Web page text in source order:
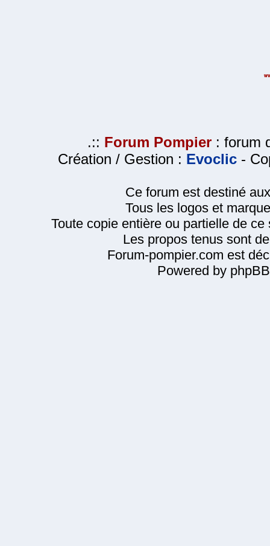
.:: Forum Pompier : forum
Création / Gestion : Evoclic -
Ce forum est destiné
Tous les logos et
Toute copie entière ou partielle de
Les propos tenus sont
Forum-pompier.com est
Powered by